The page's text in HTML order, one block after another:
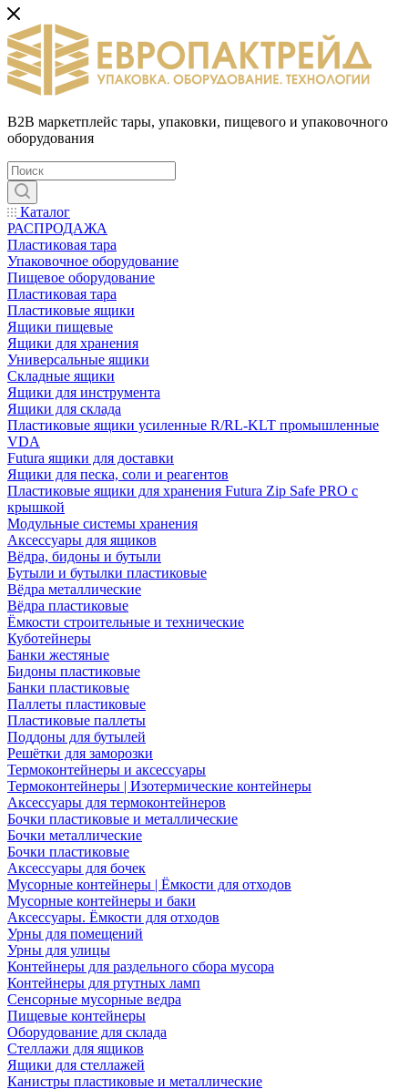
B2B маркетплейс тары, упаковки, пищевого и упаковочного
оборудования
Каталог
РАСПРОДАЖА
Пластиковая тара
Упаковочное оборудование
Пищевое оборудование
Пластиковая тара
Пластиковые ящики
Ящики пищевые
Ящики для хранения
Универсальные ящики
Складные ящики
Ящики для инструмента
Ящики для склада
Пластиковые ящики усиленные R/RL-KLT промышленные
VDA
Futura ящики для доставки
Ящики для песка, соли и реагентов
Пластиковые ящики для хранения Futura Zip Safe PRO с
крышкой
Модульные системы хранения
Аксессуары для ящиков
Вёдра, бидоны и бутыли
Бутыли и бутылки пластиковые
Вёдра металлические
Вёдра пластиковые
Ёмкости строительные и технические
Куботейнеры
Банки жестяные
Бидоны пластиковые
Банки пластиковые
Паллеты пластиковые
Пластиковые паллеты
Поддоны для бутылей
Решётки для заморозки
Термоконтейнеры и аксессуары
Термоконтейнеры | Изотермические контейнеры
Аксессуары для термоконтейнеров
Бочки пластиковые и металлические
Бочки металлические
Бочки пластиковые
Аксессуары для бочек
Мусорные контейнеры | Ёмкости для отходов
Мусорные контейнеры и баки
Аксессуары. Ёмкости для отходов
Урны для помещений
Урны для улицы
Контейнеры для раздельного сбора мусора
Контейнеры для ртутных ламп
Сенсорные мусорные ведра
Пищевые контейнеры
Оборудование для склада
Стеллажи для ящиков
Ящики для стеллажей
Канистры пластиковые и металлические